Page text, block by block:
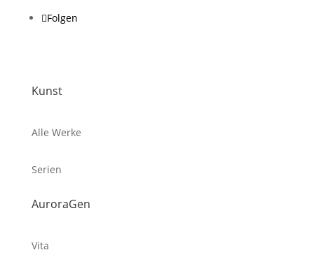
Folgen
Kunst
Alle Werke
Serien
AuroraGen
Vita